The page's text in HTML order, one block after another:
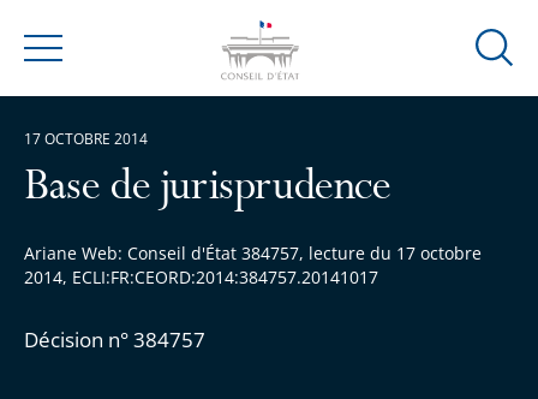
Menu
Ouvrir
Base de jurisprudence
Ariane Web: Conseil d'État 384757, lecture du 17 octobre
2014, ECLI:FR:CEORD:2014:384757.20141017
Décision n° 384757
17 OCTOBRE 2014